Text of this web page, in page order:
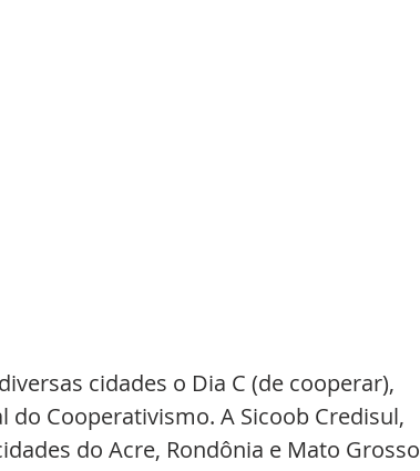
cidades o Dia C (de cooperar),
Cooperativismo. A Sicoob Credisul,
do Acre, Rondônia e Mato Grosso